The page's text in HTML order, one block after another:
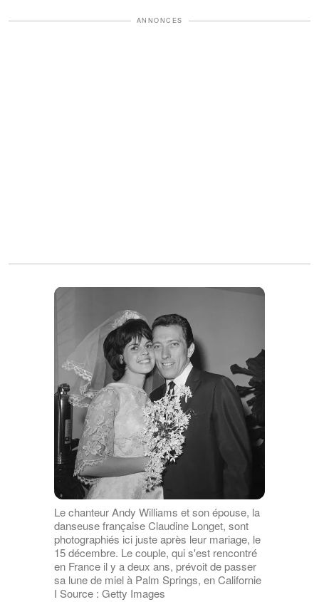
ANNONCES
Le chanteur Andy Williams et son épouse, la
danseuse française Claudine Longet, sont
photographiés ici juste après leur mariage, le
15 décembre. Le couple, qui s'est rencontré
en France il y a deux ans, prévoit de passer
sa lune de miel à Palm Springs, en Californie
I Source : Getty Images